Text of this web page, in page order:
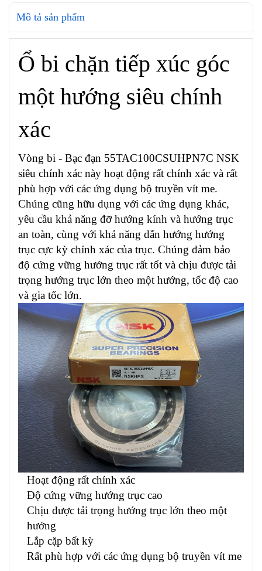
Mô tả sản phẩm
Ổ bi chặn tiếp xúc góc
một hướng siêu chính
xác
Vòng bi - Bạc đạn 55TAC100CSUHPN7C NSK
siêu chính xác này hoạt động rất chính xác và rất
phù hợp với các ứng dụng bộ truyền vít me.
Chúng cũng hữu dụng với các ứng dụng khác,
yêu cầu khả năng đỡ hướng kính và hướng trục
an toàn, cùng với khả năng dẫn hướng hướng
trục cực kỳ chính xác của trục. Chúng đảm bảo
độ cứng vững hướng trục rất tốt và chịu được tải
trọng hướng trục lớn theo một hướng, tốc độ cao
và gia tốc lớn.
Hoạt động rất chính xác
Độ cứng vững hướng trục cao
Chịu được tải trọng hướng trục lớn theo một
hướng
Lắp cặp bất kỳ
Rất phù hợp với các ứng dụng bộ truyền vít me